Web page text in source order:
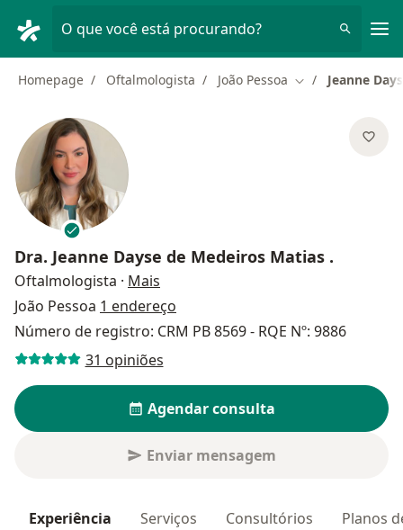
O que você está procurando?
Homepage Oftalmologista João Pessoa Mudar de cidade
Jeanne
Dra. Jeanne Dayse de Medeiros Matias .
Oftalmologista · Mais
João Pessoa 1 endereço
Número de registro: CRM PB 8569 - RQE Nº: 9886
31 opiniões
Agendar consulta
Enviar mensagem
Experiência Serviços Consultórios Planos